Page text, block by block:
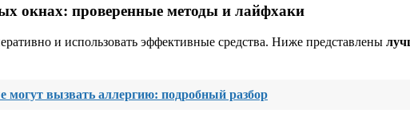
окнах: проверенные методы и лайфхаки
и использовать эффективные средства. Ниже представлены
могут вызвать аллергию: подробный разбор